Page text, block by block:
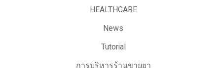
HEALTHCARE
News
Tutorial
การบริหารร้านขายยา